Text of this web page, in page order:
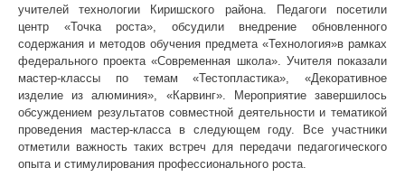
учителей технологии Киришского района. Педагоги посетили
центр «Точка роста», обсудили внедрение обновленного
содержания и методов обучения предмета «Технология»в рамках
федерального проекта «Современная школа». Учителя показали
мастер-классы по темам «Тестопластика», «Декоративное
изделие из алюминия», «Карвинг». Мероприятие завершилось
обсуждением результатов совместной деятельности и тематикой
проведения мастер-класса в следующем году. Все участники
отметили важность таких встреч для передачи педагогического
опыта и стимулирования профессионального роста.